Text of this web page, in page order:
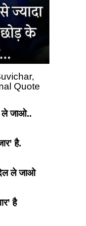
Quote
ले जाओ..
है.
ले जाओ
है